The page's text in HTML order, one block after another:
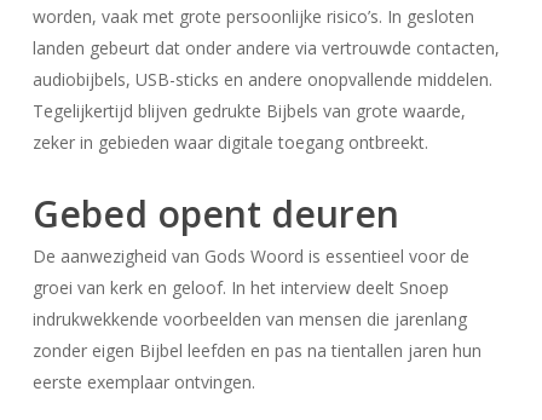
worden, vaak met grote persoonlijke risico’s. In gesloten
landen gebeurt dat onder andere via vertrouwde contacten,
audiobijbels, USB-sticks en andere onopvallende middelen.
Tegelijkertijd blijven gedrukte Bijbels van grote waarde,
zeker in gebieden waar digitale toegang ontbreekt.
Gebed opent deuren
De aanwezigheid van Gods Woord is essentieel voor de
groei van kerk en geloof. In het interview deelt Snoep
indrukwekkende voorbeelden van mensen die jarenlang
zonder eigen Bijbel leefden en pas na tientallen jaren hun
eerste exemplaar ontvingen.